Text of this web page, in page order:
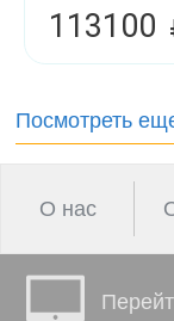
113100
Посмотреть
О нас